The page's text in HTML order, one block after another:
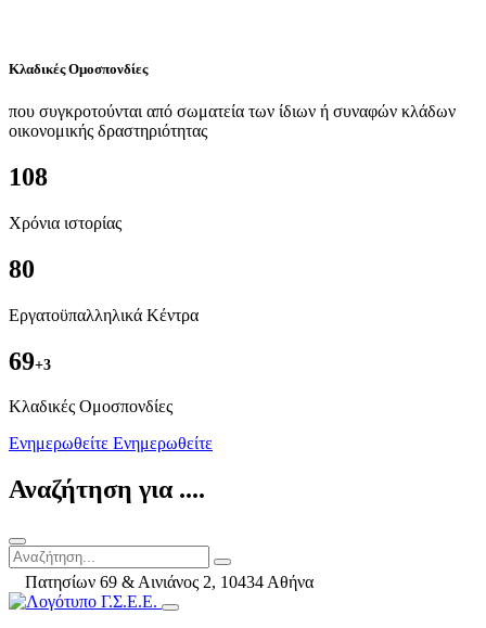
Κλαδικές Ομοσπονδίες
που συγκροτούνται από σωματεία των ίδιων ή συναφών κλάδων
οικονομικής δραστηριότητας
108
Χρόνια ιστορίας
80
Εργατοϋπαλληλικά Κέντρα
69+3
Kλαδικές Ομοσπονδίες
Ενημερωθείτε Ενημερωθείτε
Αναζήτηση για ....
Πατησίων 69 & Αινιάνος 2, 10434 Αθήνα